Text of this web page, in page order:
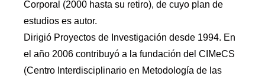
Corporal (2000 hasta su retiro), de cuyo plan de
estudios es autor.
Dirigió Proyectos de Investigación desde 1994. En
el año 2006 contribuyó a la fundación del CIMeCS
(Centro Interdisciplinario en Metodología de las